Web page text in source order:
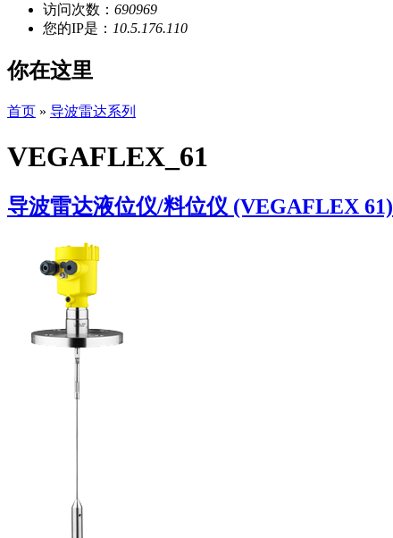
访问次数： 690969
您的IP是： 10.5.176.110
你在这里
首页 » 导波雷达系列
VEGAFLEX_61
导波雷达液位仪/料位仪 (VEGAFLEX 61)